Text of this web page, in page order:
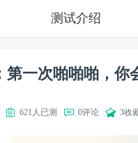
测试介绍
第一次啪啪啪，你
621人已测 0评论 3收